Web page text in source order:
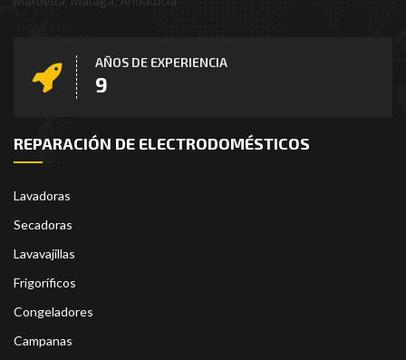
AÑOS DE EXPERIENCIA
10
REPARACIÓN DE ELECTRODOMÉSTICOS
Lavadoras
Secadoras
Lavavajillas
Frigoríficos
Congeladores
Campanas